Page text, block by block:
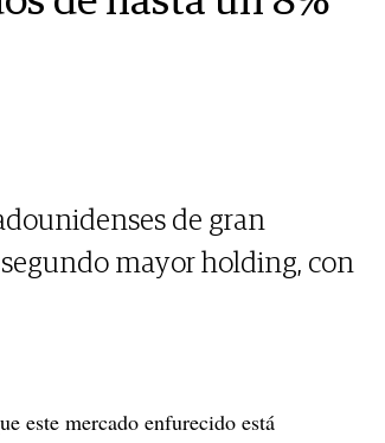
de gran
mayor holding, con
este mercado enfurecido está